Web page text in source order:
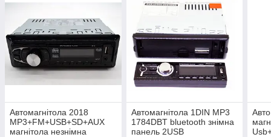
Автомагнітола 2018
MP3+FM+USB+SD+AUX
магнітола незнімна
Автомагнітола 1DIN MP3
1784DBT bluetooth знімна
панель 2USB